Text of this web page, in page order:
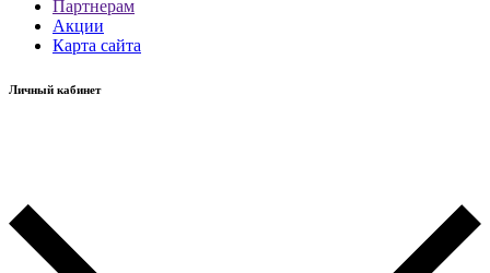
Партнерам
Акции
Карта сайта
Личный кабинет